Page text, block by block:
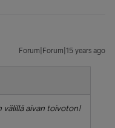
Forum|Forum|15 years ago
välillä aivan toivoton!